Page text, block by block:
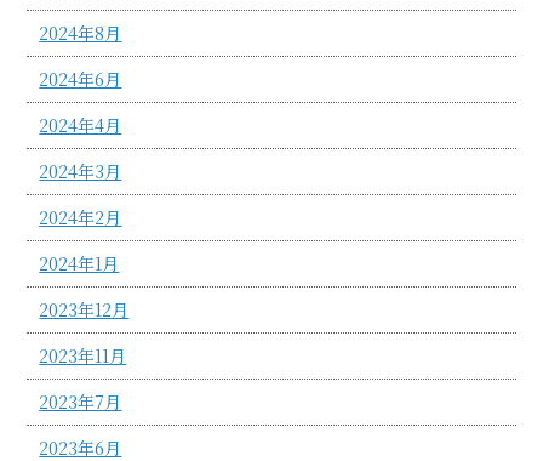
2024年8月
2024年6月
2024年4月
2024年3月
2024年2月
2024年1月
2023年12月
2023年11月
2023年7月
2023年6月